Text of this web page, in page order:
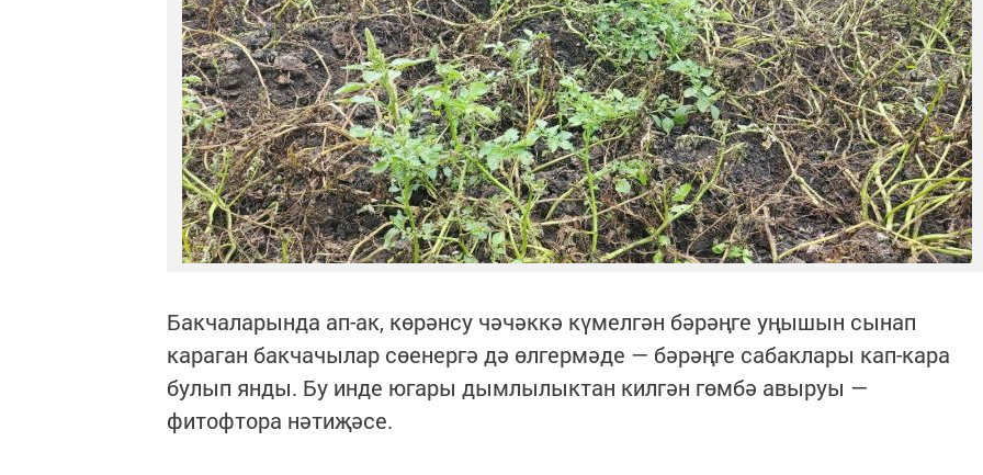
Бакчаларында ап-ак, көрәнсу чәчәккә күмелгән бәрәңге уңышын сынап
караган бакчачылар сөенергә дә өлгермәде — бәрәңге сабаклары кап-кара
булып янды. Бу инде югары дымлылыктан килгән гөмбә авыруы —
фитофтора нәтиҗәсе.